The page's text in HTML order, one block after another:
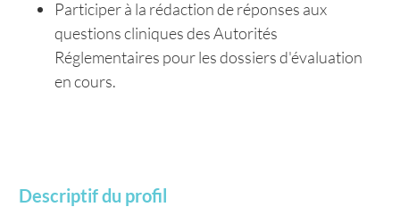
Participer à la rédaction de réponses aux
questions cliniques des Autorités
Réglementaires pour les dossiers d'évaluation
en cours.
Descriptif du profil